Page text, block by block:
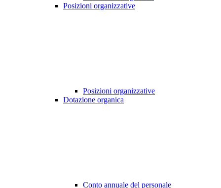
Posizioni organizzative
Posizioni organizzative
Dotazione organica
Conto annuale del personale